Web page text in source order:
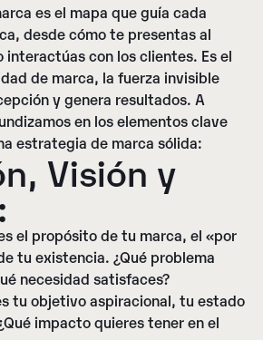
es el mapa que guía cada
desde cómo te presentas al
interactúas con los clientes. Es el
de marca, la fuerza invisible
y genera resultados. A
en los elementos clave
estrategia de marca sólida:
Visión y
el propósito de tu marca, el «por
tu existencia. ¿Qué problema
necesidad satisfaces?
tu objetivo aspiracional, tu estado
impacto quieres tener en el